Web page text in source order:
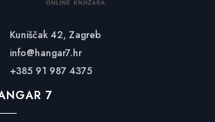
Kuniščak 42, Zagreb
info@hangar7.hr
+385 91 987 4375
7